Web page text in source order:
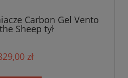
Carbon Gel Vento
Sheep tył
zł